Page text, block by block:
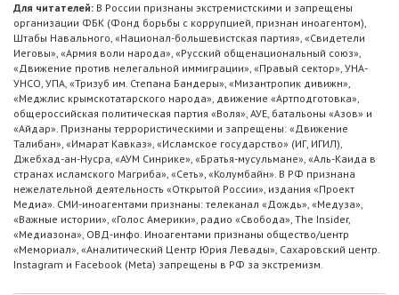
Для читателей: В России признаны экстремистскими и запрещены
организации ФБК (Фонд борьбы с коррупцией, признан иноагентом),
Штабы Навального, «Национал-большевистская партия», «Свидетели
Иеговы», «Армия воли народа», «Русский общенациональный союз»,
«Движение против нелегальной иммиграции», «Правый сектор», УНА-
УНСО, УПА, «Тризуб им. Степана Бандеры», «Мизантропик дивижн»,
«Меджлис крымскотатарского народа», движение «Артподготовка»,
общероссийская политическая партия «Воля», АУЕ, батальоны «Азов» и
«Айдар». Признаны террористическими и запрещены: «Движение
Талибан», «Имарат Кавказ», «Исламское государство» (ИГ, ИГИЛ),
Джебхад-ан-Нусра, «АУМ Синрике», «Братья-мусульмане», «Аль-Каида в
странах исламского Магриба», «Сеть», «Колумбайн». В РФ признана
нежелательной деятельность «Открытой России», издания «Проект
Медиа». СМИ-иноагентами признаны: телеканал «Дождь», «Медуза»,
«Важные истории», «Голос Америки», радио «Свобода», The Insider,
«Медиазона», ОВД-инфо. Иноагентами признаны общество/центр
«Мемориал», «Аналитический Центр Юрия Левады», Сахаровский центр.
Instagram и Facebook (Metа) запрещены в РФ за экстремизм.